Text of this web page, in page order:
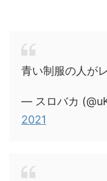
青い制服の人が
— スロバカ
2021